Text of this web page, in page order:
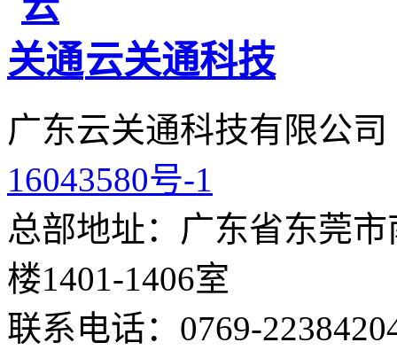
云关通科技
广东云关通科技有限公
16043580号-1
总部地址：广东省东莞
楼1401-1406室
联系电话：0769-